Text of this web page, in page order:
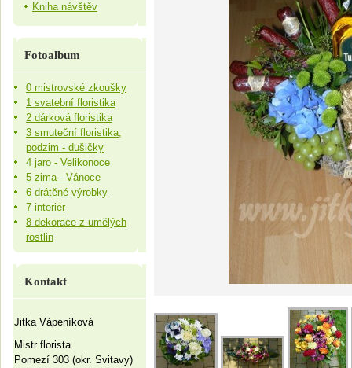
Kniha návštěv
Fotoalbum
0 mistrovské zkoušky
1 svatební floristika
2 dárková floristika
3 smuteční floristika,
podzim - dušičky
4 jaro - Velikonoce
5 zima - Vánoce
6 drátěné výrobky
7 interiér
8 dekorace z umělých
rostlin
Kontakt
Jitka Vápeníková
Mistr florista
Pomezí 303 (okr. Svitavy)